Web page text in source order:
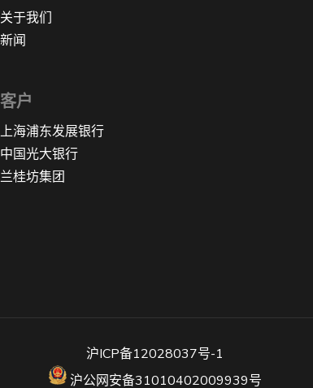
关于我们
新闻
客户
上海浦东发展银行
中国光大银行
兰桂坊集团
沪ICP备12028037号-1
沪公网安备31010402009939号